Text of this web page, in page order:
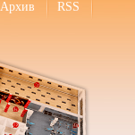
Архив RSS